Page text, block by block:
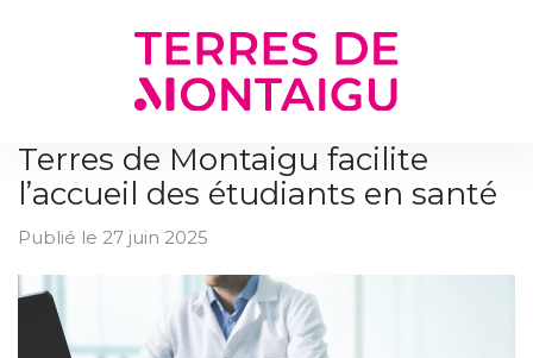
Terres de Montaigu facilite
l’accueil des étudiants en santé
Publié le 27 juin 2025